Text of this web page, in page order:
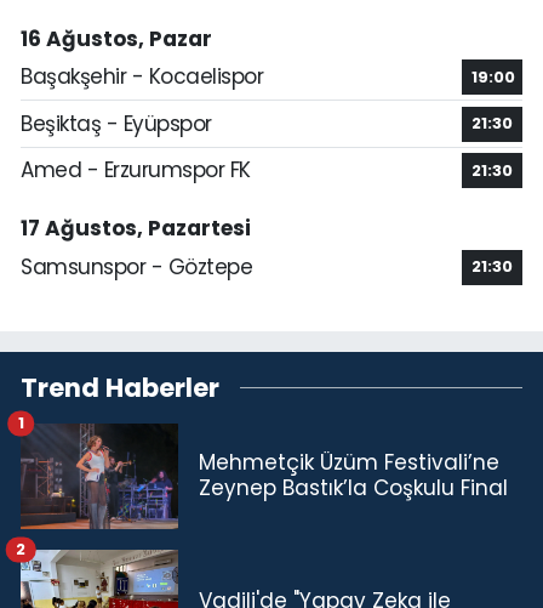
16 Ağustos, Pazar
Başakşehir - Kocaelispor
19:00
Beşiktaş - Eyüpspor 21:30
Amed - Erzurumspor FK 21:30
17 Ağustos, Pazartesi
Samsunspor - Göztepe
21:30
Trend Haberler
Mehmetçik Üzüm Festivali’ne
Zeynep Bastık’la Coşkulu Final
1
Vadili'de "Yapay Zeka ile
2